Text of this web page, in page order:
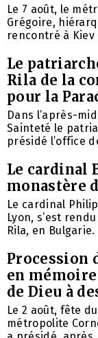
Le 7 août, le
Grégoire,
rencontré à Kiev
Le
Rila de la
pour la
Dans l’après-
Sainteté le
présidé l’office
Le cardinal
monastère
Le cardinal
Lyon, s’est
Rila, en Bulgarie.
Procession
en
de Dieu à
Le 2 août, fête
métropolite